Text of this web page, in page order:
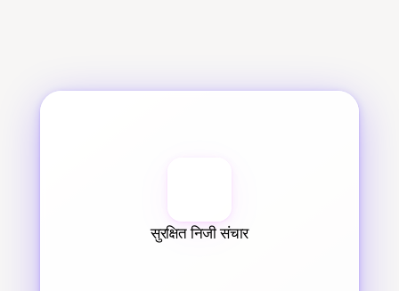
सुरक्षित निजी संचार